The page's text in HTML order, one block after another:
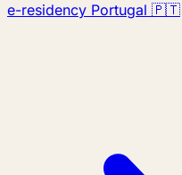
e-residency Portugal 🇵🇹